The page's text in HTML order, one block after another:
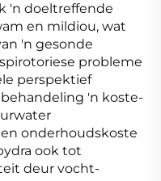
'n doeltreffende
en mildiou, wat
'n gesonde
probleme
perspektief
'n koste-
onderhoudskoste
ook tot
deur vocht-